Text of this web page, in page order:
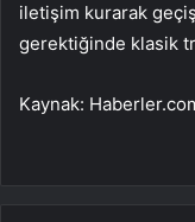
iletişim kurarak
gerektiğinde klasik
Kaynak: